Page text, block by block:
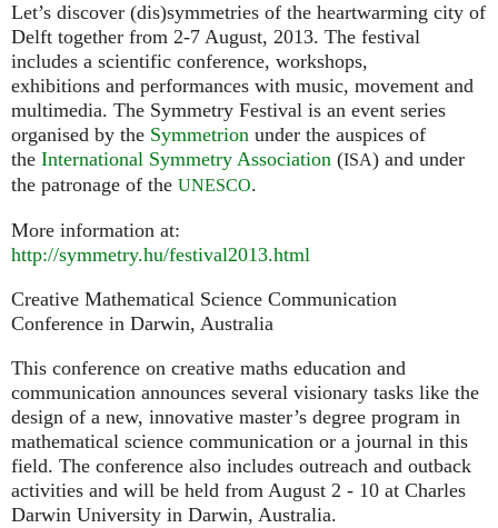
Let’s discover (dis)symmetries of the heartwarming city of
Delft together from 2-7 August, 2013. The festival
includes a scientific conference, workshops,
exhibitions and performances with music, movement and
multimedia. The Symmetry Festival is an event series
organised by the Symmetrion under the auspices of
the International Symmetry Association (ISA) and under
the patronage of the UNESCO.
More information at:
http://symmetry.hu/festival2013.html
Creative Mathematical Science Communication
Conference in Darwin, Australia
This conference on creative maths education and
communication announces several visionary tasks like the
design of a new, innovative master’s degree program in
mathematical science communication or a journal in this
field. The conference also includes outreach and outback
activities and will be held from August 2 - 10 at Charles
Darwin University in Darwin, Australia.